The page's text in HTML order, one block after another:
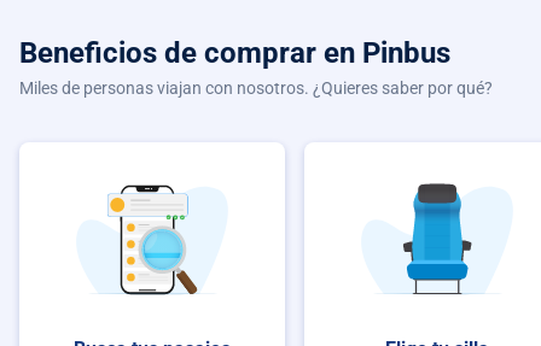
Beneficios de comprar en Pinbus
Miles de personas viajan con nosotros. ¿Quieres saber por qué?